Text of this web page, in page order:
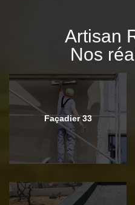
Artisan
Nos
Façadier 33